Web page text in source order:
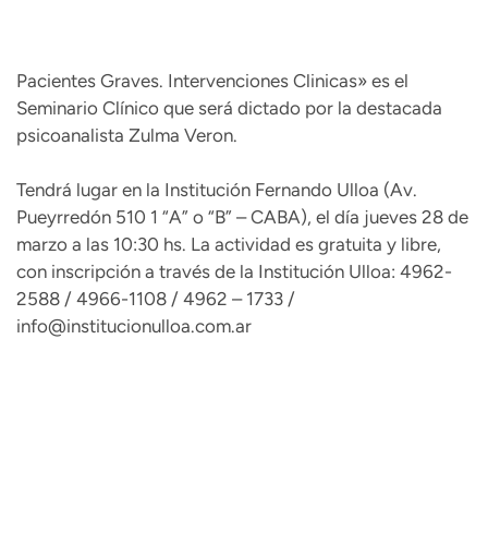
Pacientes Graves. Intervenciones Clinicas» es el
Seminario Clínico que será dictado por la destacada
psicoanalista Zulma Veron.
Tendrá lugar en la Institución Fernando Ulloa (Av.
Pueyrredón 510 1 “A” o “B” – CABA), el día jueves 28 de
marzo a las 10:30 hs. La actividad es gratuita y libre,
con inscripción a través de la Institución Ulloa: 4962-
2588 / 4966-1108 / 4962 – 1733 /
info@institucionulloa.com.ar